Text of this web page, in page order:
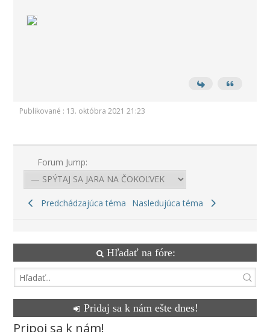
Publikované : 13. októbra 2021 21:23
Forum Jump:
Predchádzajúca téma Nasledujúca téma
Hľadať na fóre:
Pridaj sa k nám ešte dnes!
Pripoj sa k nám!